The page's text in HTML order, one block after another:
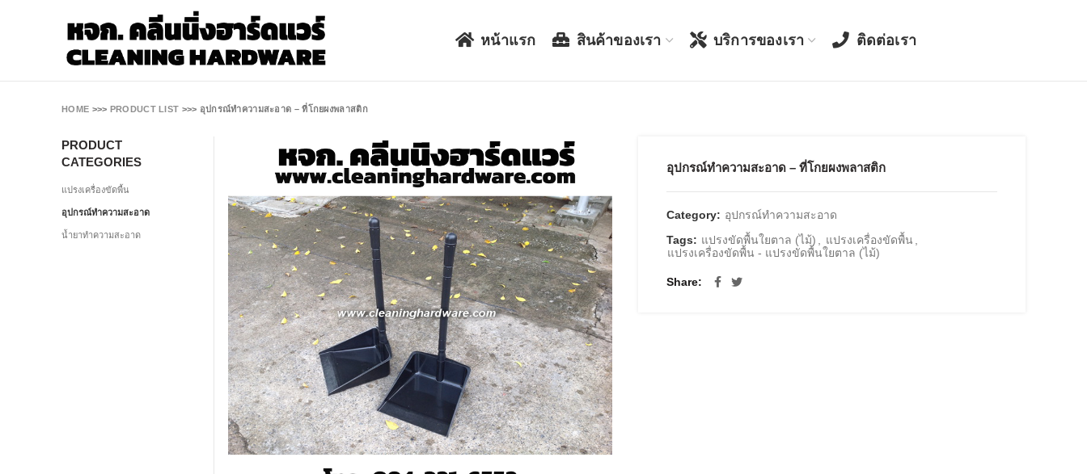
หน้าแรก สินค้าของเรา บริการของเรา ติดต่อเรา
HOME >>> PRODUCT LIST >>> อุปกรณ์ทำความสะอาด – ที่โกยผงพลาสติก
อุปกรณ์ทำความสะอาด – ที่โกยผงพลาสติก
Category: อุปกรณ์ทำความสะอาด
Tags: แปรงขัดพื้นใยตาล (ไม้) แปรงเครื่องขัดพื้น
แปรงเครื่องขัดพื้น - แปรงขัดพื้นใยตาล (ไม้)
Share
PRODUCT
CATEGORIES
แปรงเครื่องขัดพื้น
อุปกรณ์ทำความสะอาด
น้ำยาทำความสะอาด